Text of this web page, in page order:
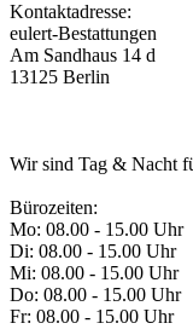
Kontaktadresse:
eulert-Bestattungen
Am Sandhaus 14 d
13125 Berlin
Wir sind Tag & Nacht
Bürozeiten:
Mo: 08.00 - 15.00 Uhr
Di: 08.00 - 15.00 Uhr
Mi: 08.00 - 15.00 Uhr
Do: 08.00 - 15.00 Uhr
Fr: 08.00 - 15.00 Uhr